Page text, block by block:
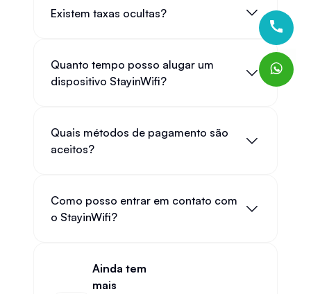
Existem taxas ocultas?
Quanto tempo posso alugar um
dispositivo StayinWifi?
Quais métodos de pagamento são
aceitos?
Como posso entrar em contato com
o StayinWifi?
Ainda tem
mais